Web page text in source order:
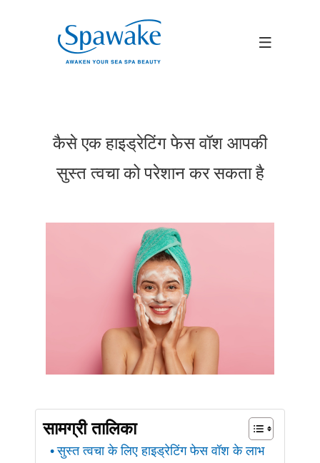
कैसे एक हाइड्रेटिंग फेस वॉश आपकी
सुस्त त्वचा को परेशान कर सकता है
सामग्री तालिका
सुस्त त्वचा के लिए हाइड्रेटिंग फेस वॉश के लाभ